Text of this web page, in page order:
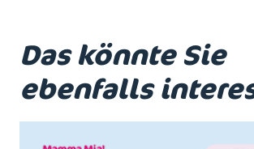
Das könnte Sie
ebenfalls